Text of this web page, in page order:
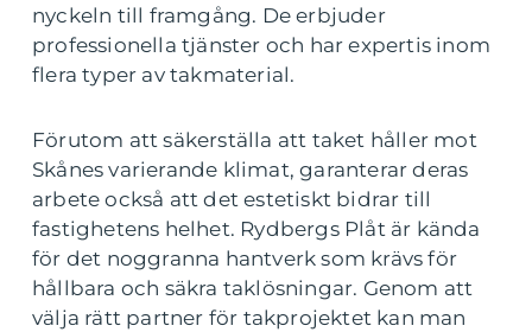
nyckeln till framgång. De erbjuder
professionella tjänster och har expertis inom
flera typer av takmaterial.
Förutom att säkerställa att taket håller mot
Skånes varierande klimat, garanterar deras
arbete också att det estetiskt bidrar till
fastighetens helhet. Rydbergs Plåt är kända
för det noggranna hantverk som krävs för
hållbara och säkra taklösningar. Genom att
välja rätt partner för takprojektet kan man